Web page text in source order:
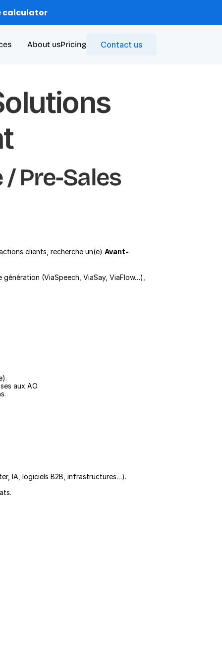
calculator
About usPricing Contact us
Pre-Sales
clients, recherche un(e) Avant-
(ViaSpeech, ViaSay, ViaFlow…),
aux AO.
IA, logiciels B2B, infrastructures…).